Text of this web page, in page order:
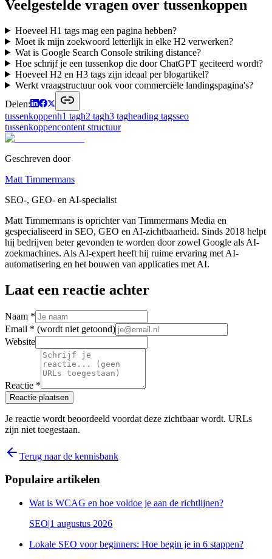
Veelgestelde vragen over tussenkoppen
Hoeveel H1 tags mag een pagina hebben?
Moet ik mijn zoekwoord letterlijk in elke H2 verwerken?
Wat is Google Search Console striking distance?
Hoe schrijf je een tussenkop die door ChatGPT geciteerd wordt?
Hoeveel H2 en H3 tags zijn ideaal per blogartikel?
Werkt vraagstructuur ook voor commerciële landingspagina's?
Delen:
tussenkoppenh1 tagh2 tagh3 tagheading tagsseo
tussenkoppencontent structuur
Geschreven door
Matt Timmermans
SEO-, GEO- en AI-specialist
Matt Timmermans is oprichter van Timmermans Media en
gespecialiseerd in SEO, GEO en AI-zichtbaarheid. Sinds 2018 helpt
hij bedrijven beter gevonden te worden door zowel Google als AI-
zoekmachines. Als AI-expert heeft hij ruime ervaring met AI-
automatisering en het bouwen van applicaties met AI.
Laat een reactie achter
Naam *
Email * (wordt niet getoond)
Website
Reactie *
Reactie plaatsen
Je reactie wordt beoordeeld voordat deze zichtbaar wordt. URLs
zijn niet toegestaan.
Terug naar de kennisbank
Populaire artikelen
Wat is WCAG en hoe voldoe je aan de richtlijnen?
SEO|1 augustus 2026
Lokale SEO voor beginners: Hoe begin je in 6 stappen?